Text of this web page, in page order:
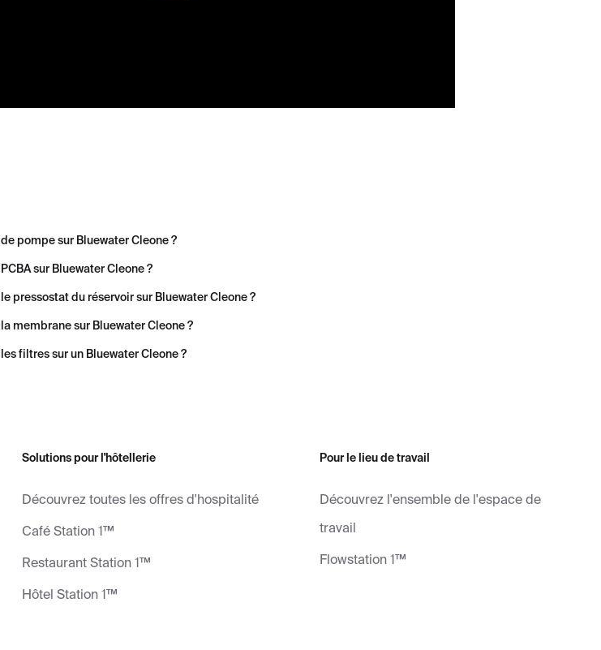
pompe sur Bluewater Cleone ?
sur Bluewater Cleone ?
pressostat du réservoir sur Bluewater Cleone ?
membrane sur Bluewater Cleone ?
filtres sur un Bluewater Cleone ?
Solutions pour l'hôtellerie
Découvrez toutes les offres d'hospitalité
Café Station 1™
Restaurant Station 1™
Hôtel Station 1™
Pour le lieu de travail
Découvrez l'ensemble de l'espace de
travail
Flowstation 1™